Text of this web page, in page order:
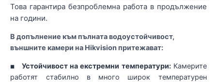
Това гарантира безпроблемна работа в продължение
на години.
В допълнение към пълната водоустойчивост,
външните камери на Hikvision притежават:
■ Устойчивост на екстремни температури:Камерите
работят стабилно в много широк температурен